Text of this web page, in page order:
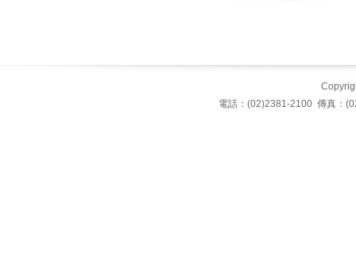
電話：(02)2381-2100 傳真：